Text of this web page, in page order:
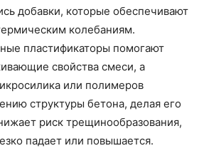
добавки, которые обеспечивают
колебаниям.
пластификаторы помогают
свойства смеси, а
или полимеров
структуры бетона, делая его
риск трещинообразования,
падает или повышается.